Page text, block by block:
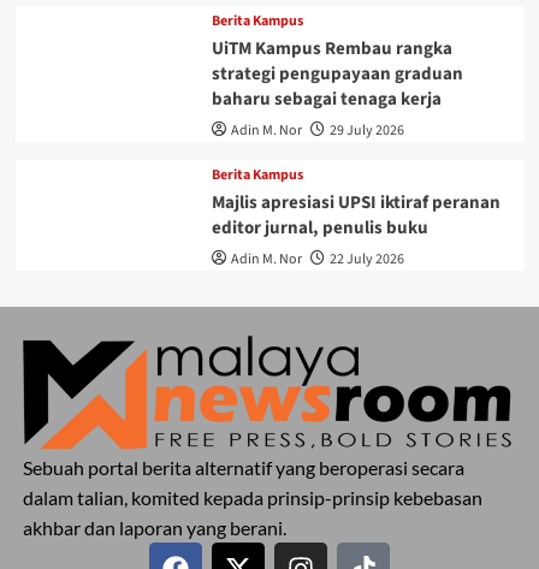
Berita Kampus
UiTM Kampus Rembau rangka
strategi pengupayaan graduan
baharu sebagai tenaga kerja
Adin M. Nor 29 July 2026
Berita Kampus
Majlis apresiasi UPSI iktiraf peranan
editor jurnal, penulis buku
Adin M. Nor 22 July 2026
Sebuah portal berita alternatif yang beroperasi secara
dalam talian, komited kepada prinsip-prinsip kebebasan
akhbar dan laporan yang berani.